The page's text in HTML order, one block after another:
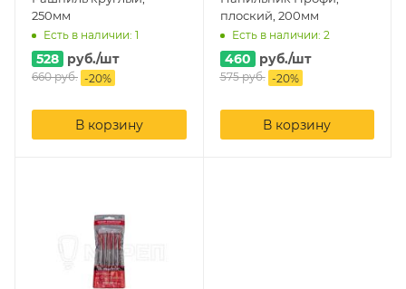
250мм
Есть в наличии: 1
528 руб./шт
660руб. -20%
В корзину
плоский, 200мм
Есть в наличии: 2
460 руб./шт
575руб. -20%
В корзину